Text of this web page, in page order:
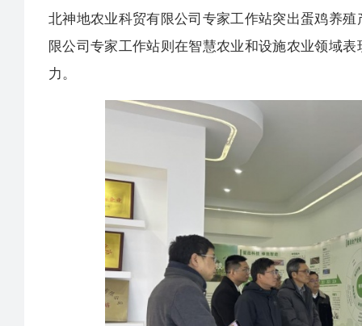
北神地农业科贸有限公司专家工作站突出蛋鸡养
限公司专家工作站则在智慧农业和设施农业领域
力。